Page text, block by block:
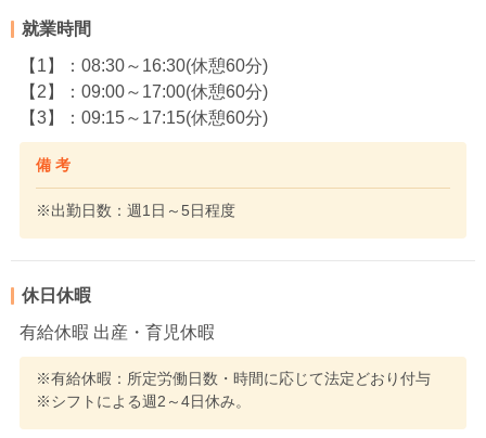
就業時間
【1】：08:30～16:30(休憩60分)
【2】：09:00～17:00(休憩60分)
【3】：09:15～17:15(休憩60分)
備 考
※出勤日数：週1日～5日程度
休日休暇
有給休暇 出産・育児休暇
※有給休暇：所定労働日数・時間に応じて法定どおり付与
※シフトによる週2～4日休み。